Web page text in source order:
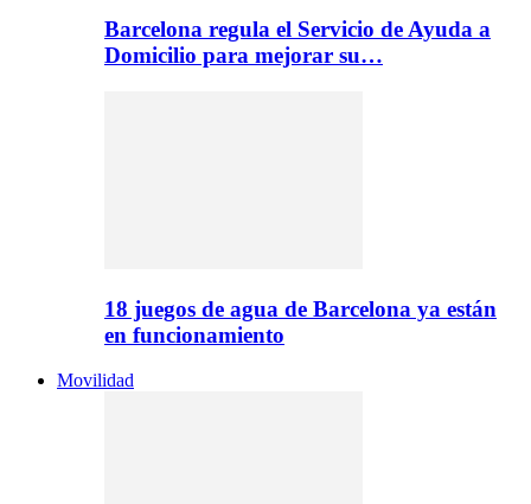
Barcelona regula el Servicio de Ayuda a
Domicilio para mejorar su…
18 juegos de agua de Barcelona ya están
en funcionamiento
Movilidad